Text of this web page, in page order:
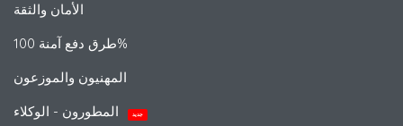
الأمان والثقة
طرق دفع آمنة 100%
المهنيون والموزعون
جديد